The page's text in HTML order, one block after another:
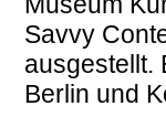
Savvy
ausgestellt.
Berlin und